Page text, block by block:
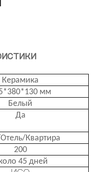
Керамика
мм
Белый
Да
Квартира
200
45 дней